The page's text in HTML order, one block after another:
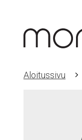
Aloitussivu